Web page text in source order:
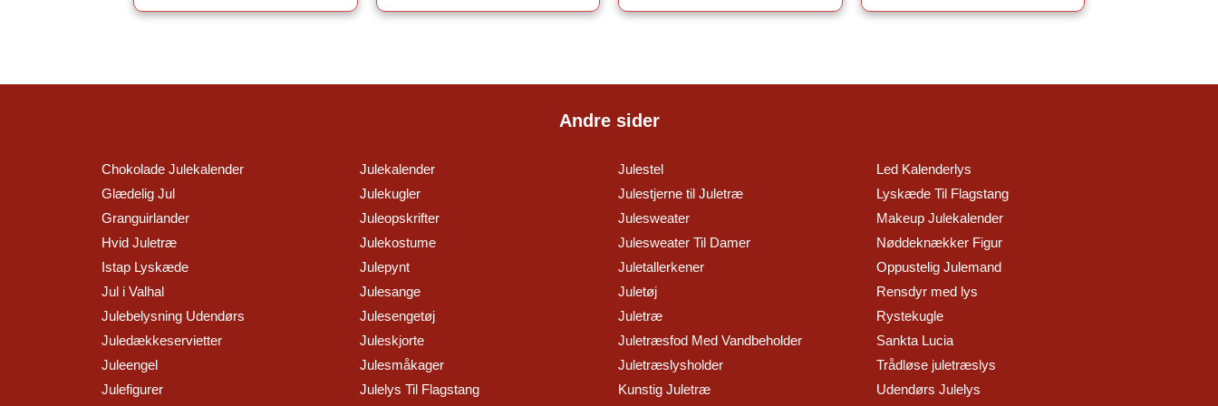
Andre sider
Chokolade Julekalender
Glædelig Jul
Granguirlander
Hvid Juletræ
Istap Lyskæde
Jul i Valhal
Julebelysning Udendørs
Juledækkeservietter
Juleengel
Julefigurer
Julekalender
Julekugler
Juleopskrifter
Julekostume
Julepynt
Julesange
Julesengetøj
Juleskjorte
Julesmåkager
Julelys Til Flagstang
Julestel
Julestjerne til Juletræ
Julesweater
Julesweater Til Damer
Juletallerkener
Juletøj
Juletræ
Juletræsfod Med Vandbeholder
Juletræslysholder
Kunstig Juletræ
Led Kalenderlys
Lyskæde Til Flagstang
Makeup Julekalender
Nøddeknækker Figur
Oppustelig Julemand
Rensdyr med lys
Rystekugle
Sankta Lucia
Trådløse juletræslys
Udendørs Julelys